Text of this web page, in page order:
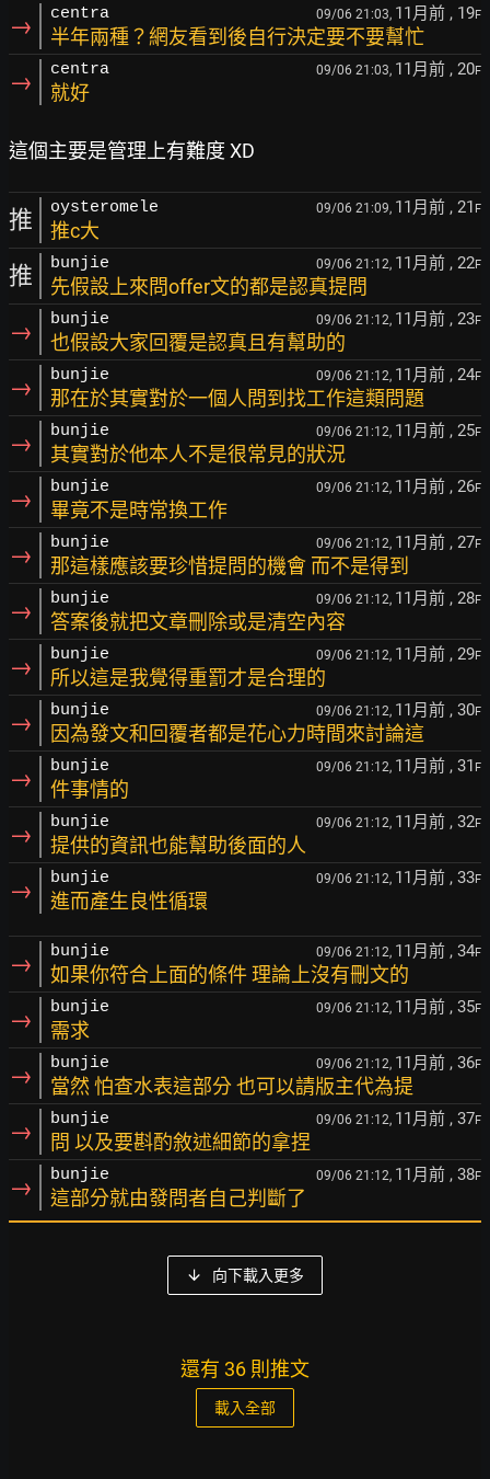
→ centra 09/06 21:03, 11月前 , 19F
半年兩種？網友看到後自行決定要不要幫忙
→ centra 09/06 21:03, 11月前 , 20F
就好
推 oysteromele 09/06 21:09, 11月前 , 21 F
推c大
推 bunjie 09/06 21:12, 11月前 , 22F
先假設上來問offer文的都是認真提問
→ bunjie 09/06 21:12, 11月前 , 23F
也假設大家回覆是認真且有幫助的
→ bunjie 09/06 21:12, 11月前 , 24F
那在於其實對於一個人問到找工作這類問題
→ bunjie 09/06 21:12, 11月前 , 25F
其實對於他本人不是很常見的狀況
→ bunjie 09/06 21:12, 11月前 , 26F
畢竟不是時常換工作
→ bunjie 09/06 21:12, 11月前 , 27F
那這樣應該要珍惜提問的機會 而不是得到
→ bunjie 09/06 21:12, 11月前 , 28F
答案後就把文章刪除或是清空內容
→ bunjie 09/06 21:12, 11月前 , 29F
所以這是我覺得重罰才是合理的
→ bunjie 09/06 21:12, 11月前 , 30F
因為發文和回覆者都是花心力時間來討論這
→ bunjie 09/06 21:12, 11月前 , 31 F
件事情的
→ bunjie 09/06 21:12, 11月前 , 32F
提供的資訊也能幫助後面的人
→ bunjie 09/06 21:12, 11月前 , 33F
進而產生良性循環
→ bunjie 09/06 21:12, 11月前 , 34F
如果你符合上面的條件 理論上沒有刪文的
→ bunjie 09/06 21:12, 11月前 , 35F
需求
→ bunjie 09/06 21:12, 11月前 , 36F
當然 怕查水表這部分 也可以請版主代為提
→ bunjie 09/06 21:12, 11月前 , 37F
問 以及要斟酌敘述細節的拿捏
→ bunjie 09/06 21:12, 11月前 , 38F
這部分就由發問者自己判斷了
向下載入更多
還有 36 則推文
載入全部